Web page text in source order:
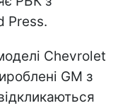
Press.
Chevrolet
GM з